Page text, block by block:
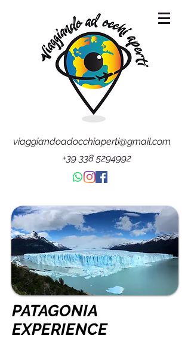
viaggiandoadocchiaperti@gmail.com
+39 338 5294992
PATAGONIA
EXPERIENCE